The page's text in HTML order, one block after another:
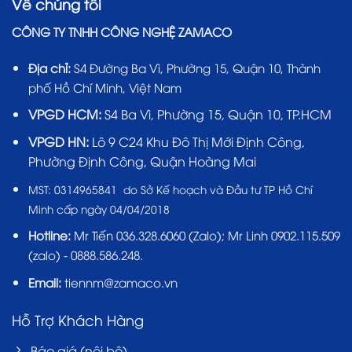
CÔNG TY TNHH CÔNG NGHỆ ZAMACO
Địa chỉ: S4 Đường Ba Vì, Phường 15, Quận 10, Thành
phố Hồ Chí Minh, Việt Nam
VPGD HCM:S4 Ba Vì, Phường 15, Quận 10, TP.HCM
VPGD HN:Lô 9 C24 Khu Đô Thị Mới Định Công,
Phường Định Công, Quận Hoàng Mai
MST: 0314965841 do Sở Kế hoạch và Đầu tư TP Hồ Chí
Minh cấp ngày 04/04/2018
Hotline: Mr Tiến 036.328.6060(Zalo); Mr Linh 0902.115.509
(zalo) - 0888.586.248.
Email:tiennm@zamaco.vn
Hỗ Trợ Khách Hàng